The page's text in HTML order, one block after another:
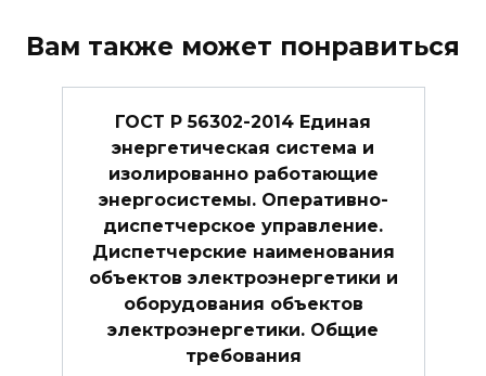
Вам также может понравиться
ГОСТ Р 56302-2014 Единая
энергетическая система и
изолированно работающие
энергосистемы. Оперативно-
диспетчерское управление.
Диспетчерские наименования
объектов электроэнергетики и
оборудования объектов
электроэнергетики. Общие
требования